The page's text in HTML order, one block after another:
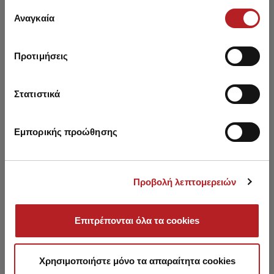
των υπηρεσιών τους.
συγκατάθεσης
Αναγκαία
Προτιμήσεις
Στατιστικά
Εμπορικής προώθησης
Προβολή λεπτομερειών
Επιτρέπονται όλα τα cookies
Χρησιμοποιήστε μόνο τα απαραίτητα cookies